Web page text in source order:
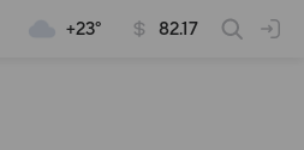
+23° 82.17